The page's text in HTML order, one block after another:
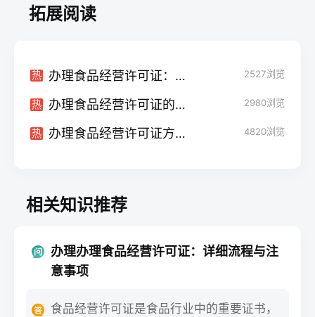
拓展阅读
热 办理食品经营许可证：探索网上办理的便利性与适用范围 2527浏览
热 办理食品经营许可证的审批时长：了解流程与加快办理进度 2980浏览
热 办理食品经营许可证方位图：规划经营场所布局与食品安全 4820浏览
相关知识推荐
办理办理食品经营许可证：详细流程与注
意事项
食品经营许可证是食品行业中的重要证书，